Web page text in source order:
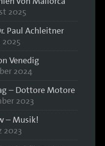
2025
Paul Achleitner
2025
Venedig
2024
– Dottore Motore
2023
– Musik!
2023